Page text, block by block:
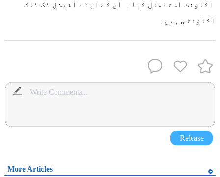
اکاؤنٹ استعمال کیا۔ ان کے اپنے آفیشل ٹک ٹاک
اکاؤنٹس ہیں۔
Release
More Articles